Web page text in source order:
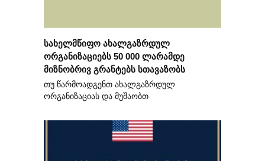
სახელმწიფო ახალგაზრდულ
ორგანიზაციებს 50 000 ლარამდე
მიზნობრივ გრანტებს სთავაზობს
თუ წარმოადგენთ ახალგაზრდულ
ორგანიზაციას და მუშაობთ